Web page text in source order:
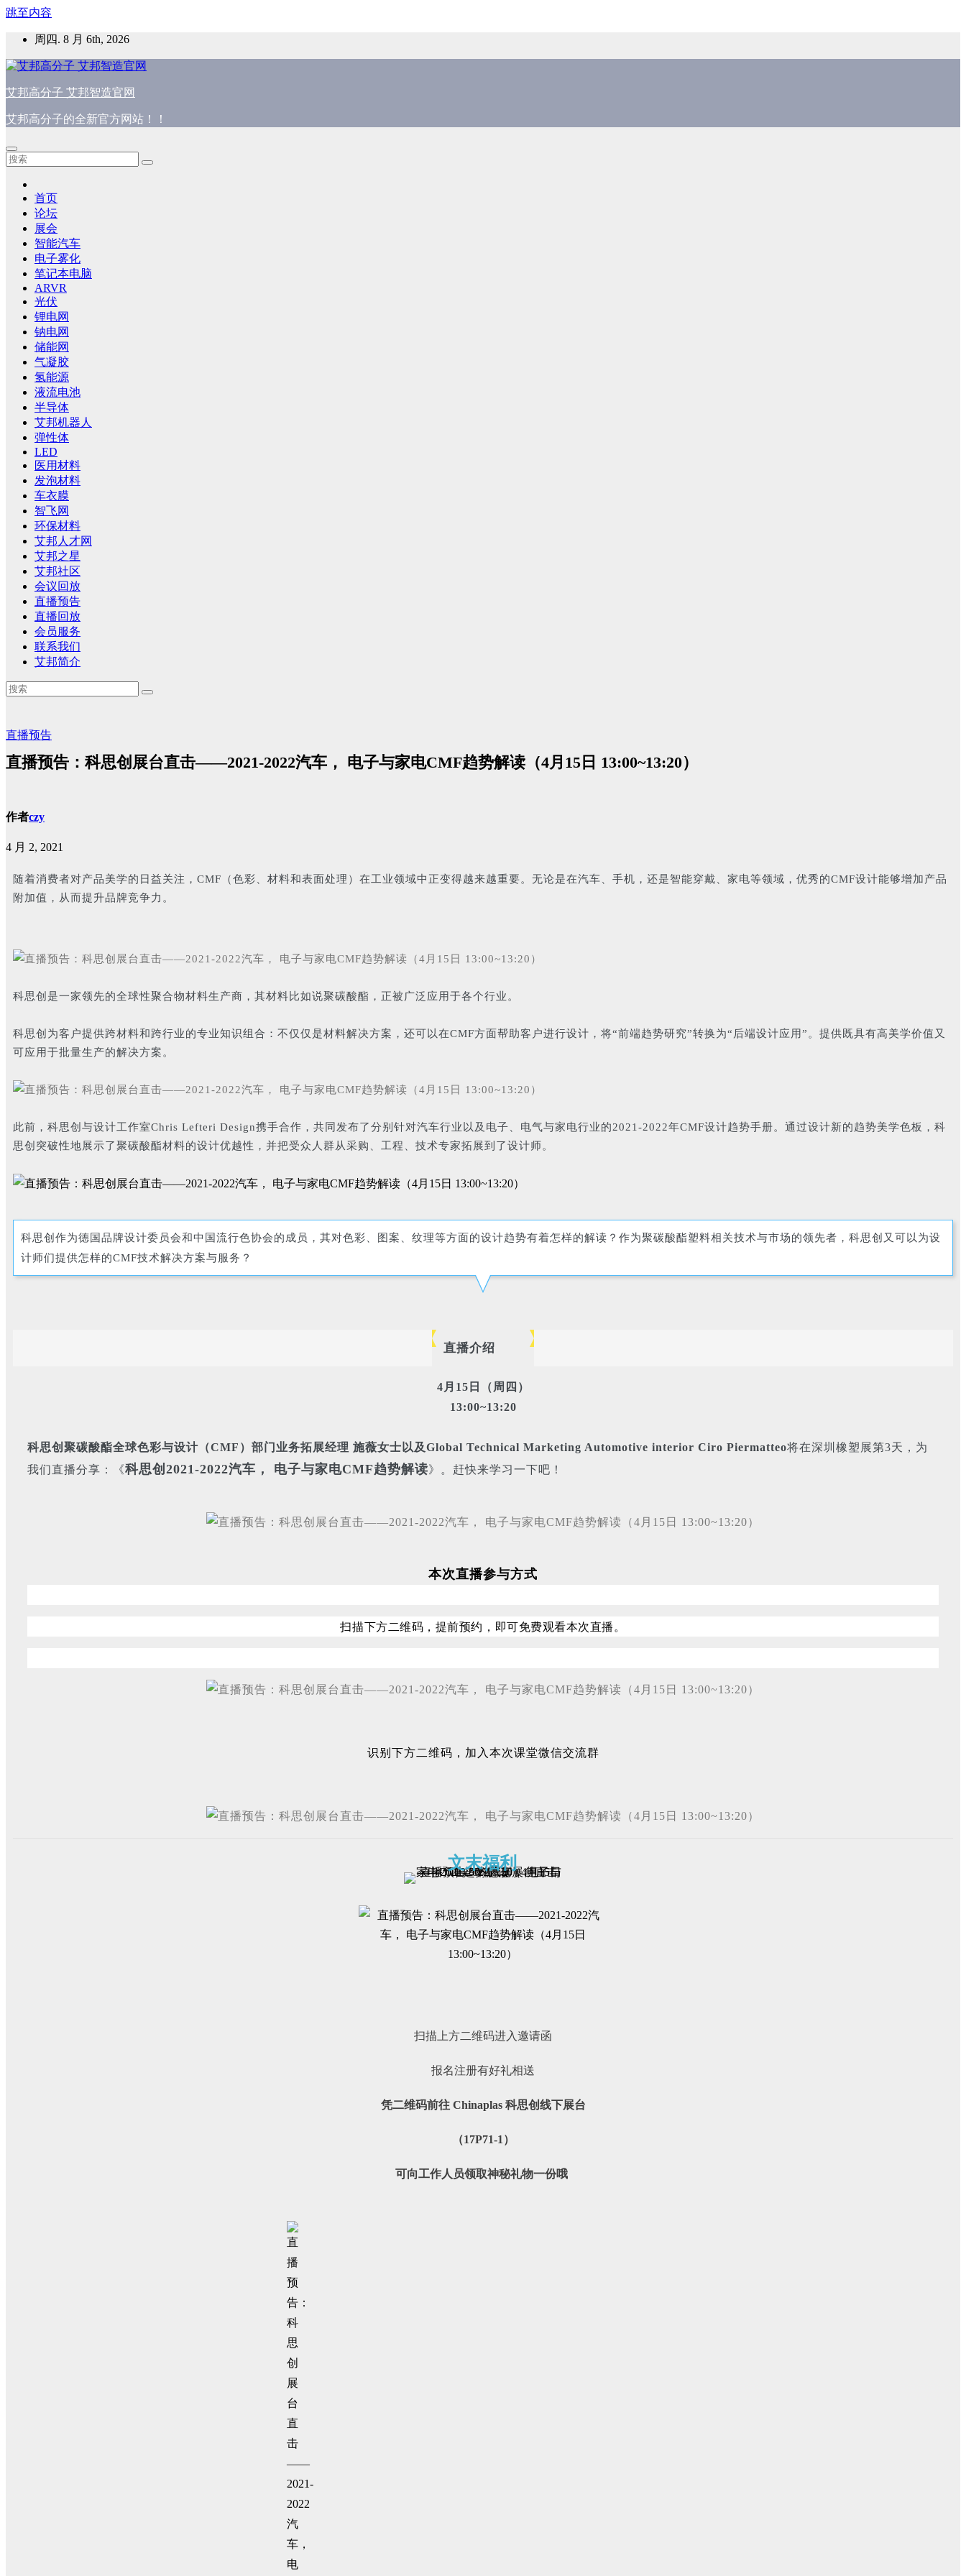
跳至内容
周四. 8 月 6th, 2026
艾邦高分子 艾邦智造官网
艾邦高分子的全新官方网站！！
首页
论坛
展会
智能汽车
电子雾化
笔记本电脑
ARVR
光伏
锂电网
钠电网
储能网
气凝胶
氢能源
液流电池
半导体
艾邦机器人
弹性体
LED
医用材料
发泡材料
车衣膜
智飞网
环保材料
艾邦人才网
艾邦之星
艾邦社区
会议回放
直播预告
直播回放
会员服务
联系我们
艾邦简介
直播预告
直播预告：科思创展台直击——2021-2022汽车， 电子与家电CMF趋势解读（4月15日 13:00~13:20）
作者czy
4 月 2, 2021
随着消费者对产品美学的日益关注，CMF（色彩、材料和表面处理）在工业领域中正变得越来越重要。无论是在汽车、手机，还是智能穿戴、家电等领域，优秀的CMF设计能够增加产品
附加值，从而提升品牌竞争力。
科思创是一家领先的全球性聚合物材料生产商，其材料比如说聚碳酸酯，正被广泛应用于各个行业。
科思创为客户提供跨材料和跨行业的专业知识组合：不仅仅是材料解决方案，还可以在CMF方面帮助客户进行设计，将“前端趋势研究”转换为“后端设计应用”。提供既具有高美学价值又
可应用于批量生产的解决方案。
此前，科思创与设计工作室Chris Lefteri Design携手合作，共同发布了分别针对汽车行业以及电子、电气与家电行业的2021-2022年CMF设计趋势手册。通过设计新的趋势美学色板，科
思创突破性地展示了聚碳酸酯材料的设计优越性，并把受众人群从采购、工程、技术专家拓展到了设计师。
科思创作为德国品牌设计委员会和中国流行色协会的成员，其对色彩、图案、纹理等方面的设计趋势有着怎样的解读？ 作为聚碳酸酯塑料相关技术与市场的领先者，科思创又可以为设
计师们提供怎样的CMF技术解决方案与服务？
直播介绍
4月15日
（周四）
13:00~13:20
科思创聚碳酸酯全球色彩与设计（CMF）部门业务拓展经理 施薇女士以及Global Technical Marketing Automotive interior Ciro Piermatteo将在深圳橡塑展第3天，为
我们直播分享：《科思创2021-2022汽车， 电子与家电CMF趋势解读》。赶快来学习一下吧！
本次直播参与方式
扫描下方二维码，提前预约，即可免费观看本次直播。
识别下方二维码，加入本次课堂微信交流群
文末福利
扫描上方二维码进入邀请函
报名注册有好礼相送
凭二维码前往 Chinaplas 科思创线下展台
（17P71-1）
可向工作人员领取神秘礼物一份哦